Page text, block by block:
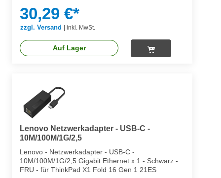
30,29 €*
zzgl. Versand inkl. MwSt.
Auf Lager
Lenovo Netzwerkadapter - USB-C -
10M/100M/1G/2,5
Lenovo - Netzwerkadapter - USB-C -
10M/100M/1G/2,5 Gigabit Ethernet x 1 - Schwarz -
FRU - für ThinkPad X1 Fold 16 Gen 1 21ES